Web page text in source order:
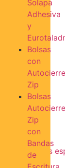
Solapa
Adhesiva
y
Bolsas
con
Autocierre
Zip
Bolsas
Autocierre
Zip
con
Bandas
de